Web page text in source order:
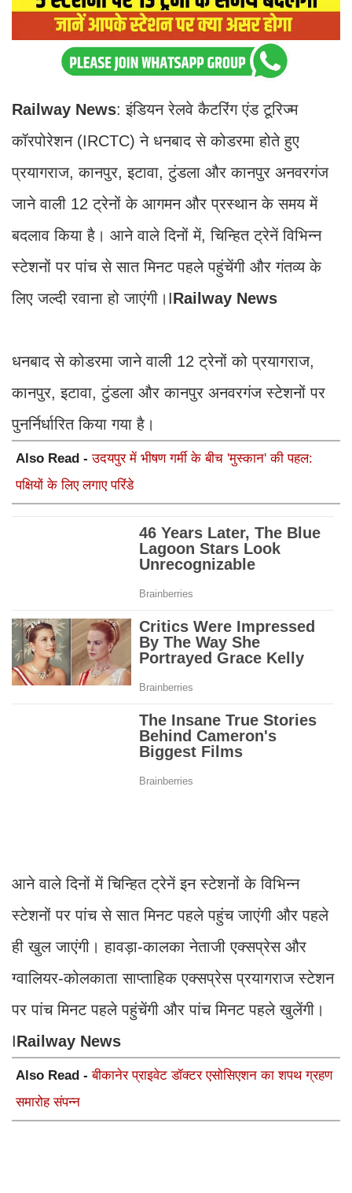
Railway News: इंडियन रेलवे कैटरिंग एंड टूरिज्म
कॉरपोरेशन (IRCTC) ने धनबाद से कोडरमा होते हुए
प्रयागराज, कानपुर, इटावा, टुंडला और कानपुर अनवरगंज
जाने वाली 12 ट्रेनों के आगमन और प्रस्थान के समय में
बदलाव किया है। आने वाले दिनों में, चिन्हित ट्रेनें विभिन्न
स्टेशनों पर पांच से सात मिनट पहले पहुंचेंगी और गंतव्य के
लिए जल्दी रवाना हो जाएंगी।IRailway News
धनबाद से कोडरमा जाने वाली 12 ट्रेनों को प्रयागराज,
कानपुर, इटावा, टुंडला और कानपुर अनवरगंज स्टेशनों पर
पुनर्निर्धारित किया गया है।
Also Read -उदयपुर में भीषण गर्मी के बीच 'मुस्कान' की पहल:
पक्षियों के लिए लगाए परिंडे
आने वाले दिनों में चिन्हित ट्रेनें इन स्टेशनों के विभिन्न
स्टेशनों पर पांच से सात मिनट पहले पहुंच जाएंगी और पहले
ही खुल जाएंगी। हावड़ा-कालका नेताजी एक्सप्रेस और
ग्वालियर-कोलकाता साप्ताहिक एक्सप्रेस प्रयागराज स्टेशन
पर पांच मिनट पहले पहुंचेंगी और पांच मिनट पहले खुलेंगी।
IRailway News
Also Read -बीकानेर प्राइवेट डॉक्टर एसोसिएशन का शपथ ग्रहण
समारोह संपन्न